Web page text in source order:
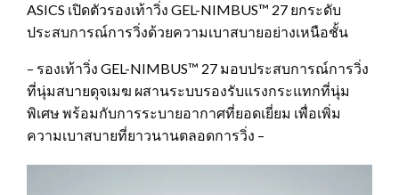
ASICS เปิดตัวรองเท้าวิ่ง GEL-NIMBUS™ 27 ยกระดับ
ประสบการณ์การวิ่งด้วยความเบาสบายอย่างเหนือชั้น
– รองเท้าวิ่ง GEL-NIMBUS™ 27 มอบประสบการณ์การวิ่ง
ที่นุ่มสบายดุจเมฆ ผสานระบบรองรับแรงกระแทกที่นุ่ม
พิเศษ พร้อมกับการระบายอากาศที่ยอดเยี่ยม เพื่อเพิ่ม
ความเบาสบายที่ยาวนานตลอดการวิ่ง –